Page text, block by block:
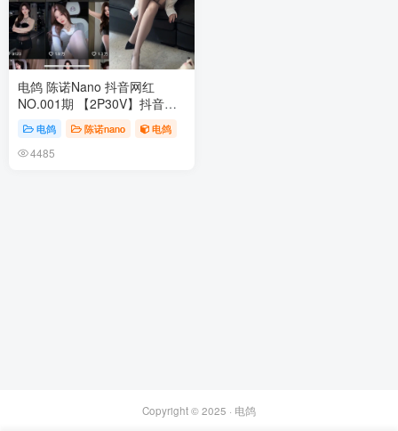
电鸽 陈诺Nano 抖音网红
NO.001期 【2P30V】抖音完
整版合集
电鸽 陈诺nano 电鸽
4485
Copyright © 2025 · 电鸽